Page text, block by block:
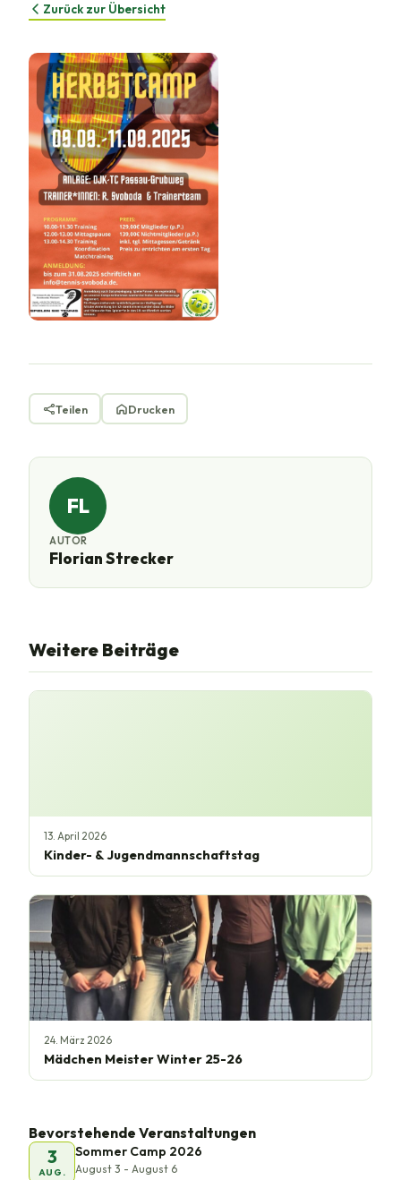
Zurück zur Übersicht
Teilen Drucken
FL
AUTOR
Florian Strecker
Weitere Beiträge
13. April 2026
Kinder- & Jugendmannschaftstag
24. März 2026
Mädchen Meister Winter 25-26
Bevorstehende Veranstaltungen
3
AUG.
Sommer Camp 2026
August 3 - August 6